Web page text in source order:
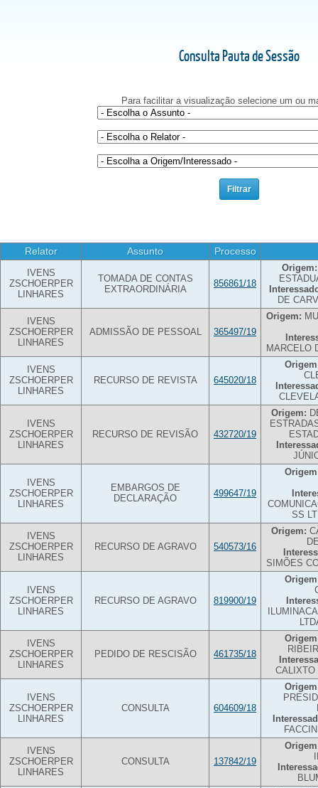
Consulta Pauta de Sessão
Para facilitar a visualização selecione um ou
Relator Assunto Processo
IVENS
ZSCHOERPER
LINHARES
TOMADA DE CONTAS
EXTRAORDINÁRIA
856861/18
Origem:
DE
IVENS
ZSCHOERPER
LINHARES
ADMISSÃO DE PESSOAL 365497/19
Origem:
MARCELO
IVENS
ZSCHOERPER
LINHARES
RECURSO DE REVISTA 645020/18
IVENS
ZSCHOERPER
LINHARES
RECURSO DE REVISÃO 432720/19
Origem:
IVENS
ZSCHOERPER
LINHARES
EMBARGOS DE
DECLARAÇÃO
499647/19
SS
IVENS
ZSCHOERPER
LINHARES
RECURSO DE AGRAVO 540573/16
Origem:
SIMÕES
IVENS
ZSCHOERPER
LINHARES
RECURSO DE AGRAVO 819900/19
IVENS
ZSCHOERPER
LINHARES
PEDIDO DE RESCISÃO 461735/18
CALIXTO
IVENS
ZSCHOERPER
LINHARES
CONSULTA 604609/18
IVENS
ZSCHOERPER
LINHARES
CONSULTA 137842/19